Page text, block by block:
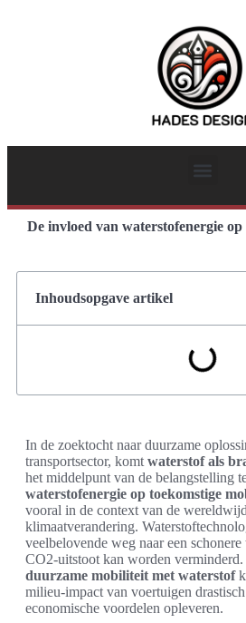
De invloed van waterstofenergie
Inhoudsopgave artikel
In de zoektocht naar duurzame
transportsector, komt waterstof als
het middelpunt van de belangstelling
waterstofenergie op toekomstige
vooral in de context van de
klimaatverandering.
veelbelovende weg naar een
CO2-uitstoot kan worden
duurzame mobiliteit met waterstof
milieu-impact van voertuigen
economische voordelen opleveren.